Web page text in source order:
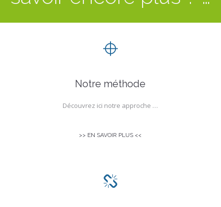
Notre méthode
Découvrez ici notre approche …
>> EN SAVOIR PLUS <<